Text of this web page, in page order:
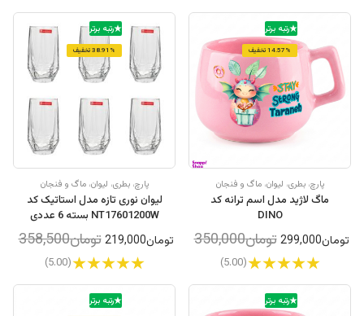
رتبه برتر
14.57% تخفیف
پارچ، بطری، لیوان، ماگ و فنجان
ماگ لاژید مدل اسم ترانه کد
DINO
تومان299,000 تومان350,000
(5.00)
رتبه برتر
38.91% تخفیف
پارچ، بطری، لیوان، ماگ و فنجان
لیوان نوری تازه مدل استاتيک کد
NT17601200W بسته 6 عددی
تومان219,000 تومان358,500
(5.00)
رتبه برتر رتبه برتر